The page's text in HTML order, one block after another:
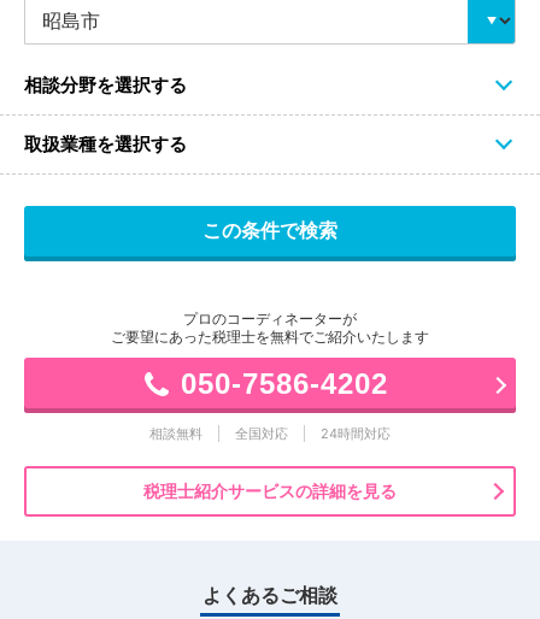
相談分野を選択する
取扱業種を選択する
プロのコーディネーターが
ご要望にあった税理士を無料でご紹介いたします
050-7586-4202
相談無料 全国対応 24時間対応
税理士紹介サービスの詳細を見る
よくあるご相談